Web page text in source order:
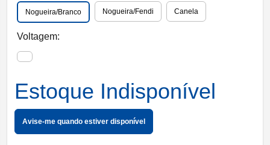
Nogueira/Branco Nogueira/Fendi Canela
Voltagem:
Estoque Indisponível
Avise-me quando estiver disponível